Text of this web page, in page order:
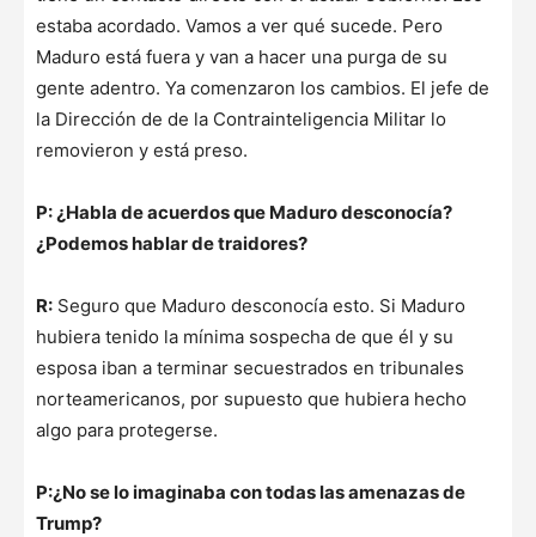
estaba acordado. Vamos a ver qué sucede. Pero
Maduro está fuera y van a hacer una purga de su
gente adentro. Ya comenzaron los cambios. El jefe de
la Dirección de de la Contrainteligencia Militar lo
removieron y está preso.
P: ¿Habla de acuerdos que Maduro desconocía?
¿Podemos hablar de traidores?
R: Seguro que Maduro desconocía esto. Si Maduro
hubiera tenido la mínima sospecha de que él y su
esposa iban a terminar secuestrados en tribunales
norteamericanos, por supuesto que hubiera hecho
algo para protegerse.
P:¿No se lo imaginaba con todas las amenazas de
Trump?